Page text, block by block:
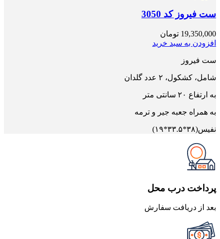
ست فیروز کد 3050
19,350,000 تومان
افزودن به سبد خرید
ست فیروز
شامل، کشکول، ۲ عدد گلدان
به ارتفاع ۲۰ سانتی متر
به همراه جعبه جیر و ترمه
نفیس(۳۸*۳۳.۵*۱۹)
پرداخت درب محل
بعد از دریافت سفارش